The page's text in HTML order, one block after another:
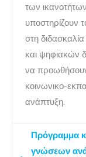
των
υποστηρίζουν
στη
και ψηφιακών
να
κοινωνικο-
ανάπτυξη.
Πρόγραμμα
γνώσεων